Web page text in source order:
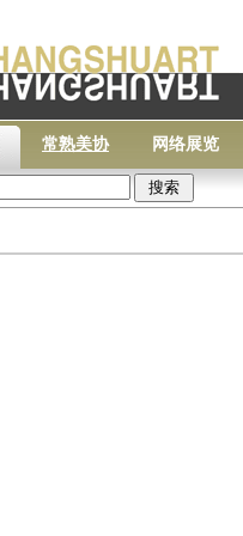
常熟美协 网络展览